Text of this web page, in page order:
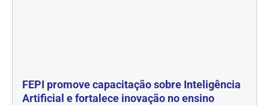
FEPI promove capacitação sobre Inteligência
Artificial e fortalece inovação no ensino